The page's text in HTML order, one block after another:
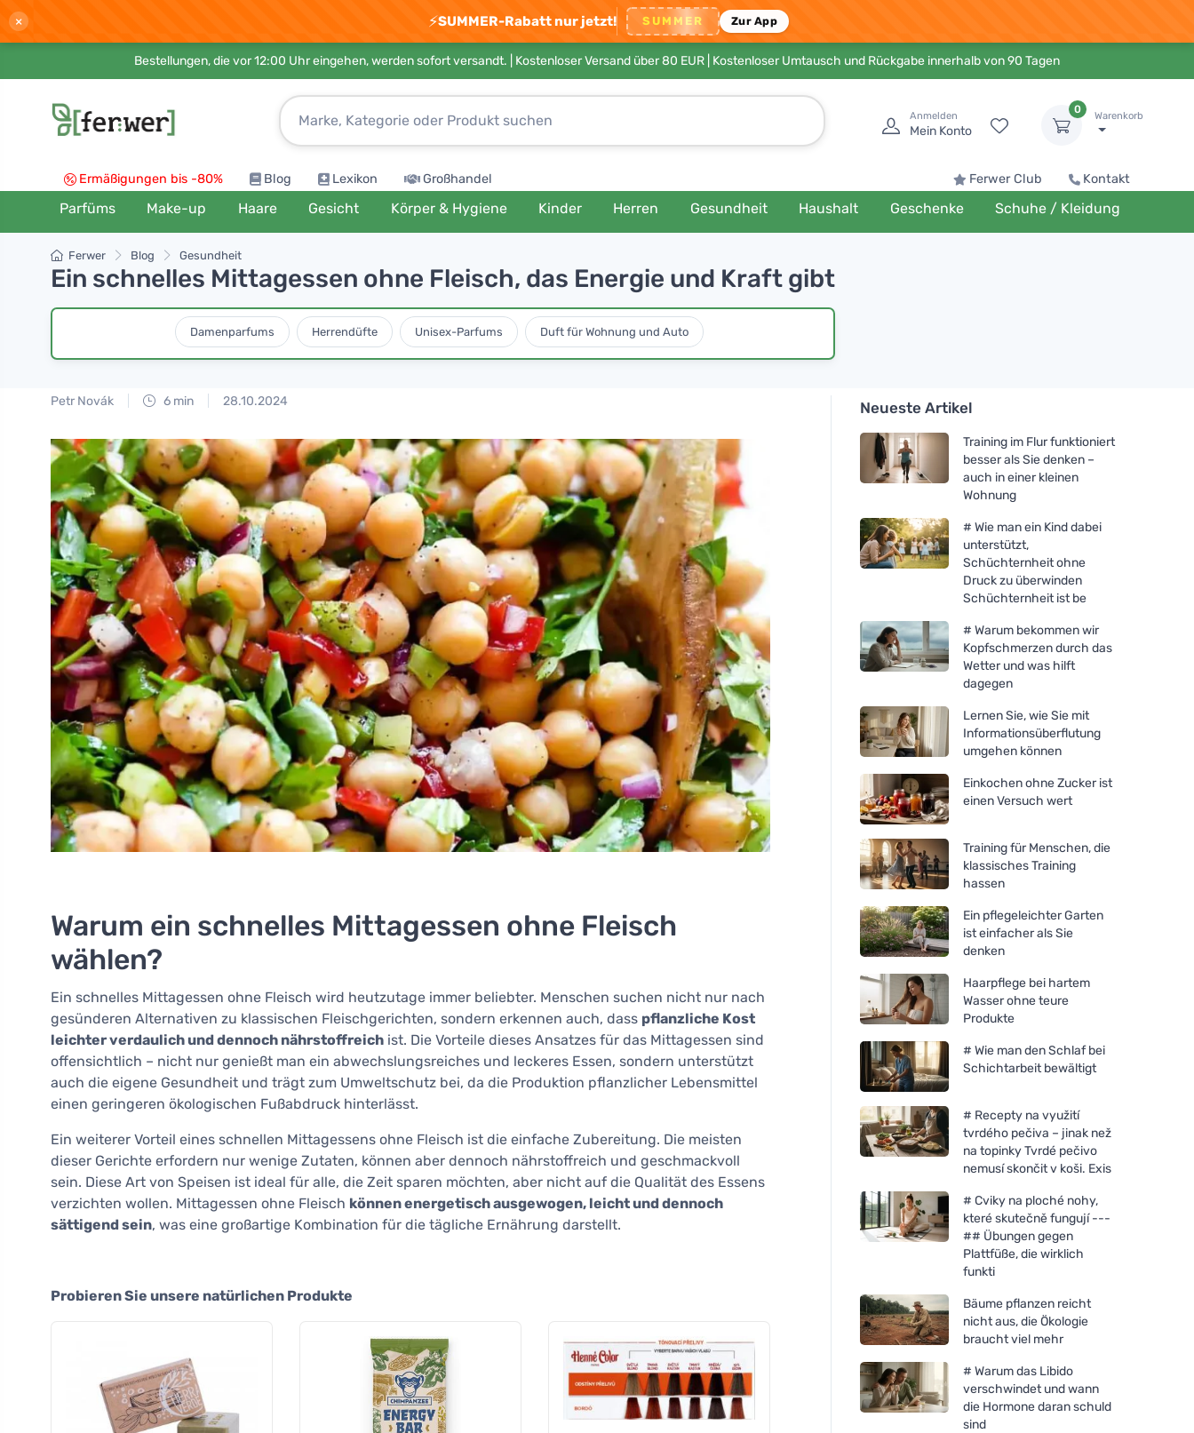
× ⚡SUMMER-Rabatt nur jetzt! SUMMER Zur App
Bestellungen, die vor 12:00 Uhr eingehen, werden sofort versandt. | Kostenloser Versand über 80 EUR | Kostenloser Umtausch und Rückgabe innerhalb von 90 Tagen
Anmelden
Mein Konto
0
Warenkorb
Ermäßigungen bis -80% Blog Lexikon Großhandel Ferwer Club Kontakt
Parfüms Make-up Haare Gesicht Körper & Hygiene Kinder Herren Gesundheit Haushalt Geschenke Schuhe / Kleidung
Ferwer Blog Gesundheit
Ein schnelles Mittagessen ohne Fleisch, das Energie und Kraft gibt
Damenparfums Herrendüfte Unisex-Parfums Duft für Wohnung und Auto
Petr Novák 6 min 28.10.2024
Warum ein schnelles Mittagessen ohne Fleisch
wählen?
Ein schnelles Mittagessen ohne Fleisch wird heutzutage immer beliebter. Menschen suchen nicht nur nach
gesünderen Alternativen zu klassischen Fleischgerichten, sondern erkennen auch, dass pflanzliche Kost
leichter verdaulich und dennoch nährstoffreich ist. Die Vorteile dieses Ansatzes für das Mittagessen sind
offensichtlich – nicht nur genießt man ein abwechslungsreiches und leckeres Essen, sondern unterstützt
auch die eigene Gesundheit und trägt zum Umweltschutz bei, da die Produktion pflanzlicher Lebensmittel
einen geringeren ökologischen Fußabdruck hinterlässt.
Ein weiterer Vorteil eines schnellen Mittagessens ohne Fleisch ist die einfache Zubereitung. Die meisten
dieser Gerichte erfordern nur wenige Zutaten, können aber dennoch nährstoffreich und geschmackvoll
sein. Diese Art von Speisen ist ideal für alle, die Zeit sparen möchten, aber nicht auf die Qualität des Essens
verzichten wollen. Mittagessen ohne Fleisch können energetisch ausgewogen, leicht und dennoch
sättigend sein, was eine großartige Kombination für die tägliche Ernährung darstellt.
Probieren Sie unsere natürlichen Produkte
Neueste Artikel
Training im Flur funktioniert
besser als Sie denken –
auch in einer kleinen
Wohnung
# Wie man ein Kind dabei
unterstützt,
Schüchternheit ohne
Druck zu überwinden
Schüchternheit ist be
# Warum bekommen wir
Kopfschmerzen durch das
Wetter und was hilft
dagegen
Lernen Sie, wie Sie mit
Informationsüberflutung
umgehen können
Einkochen ohne Zucker ist
einen Versuch wert
Training für Menschen, die
klassisches Training
hassen
Ein pflegeleichter Garten
ist einfacher als Sie
denken
Haarpflege bei hartem
Wasser ohne teure
Produkte
# Wie man den Schlaf bei
Schichtarbeit bewältigt
# Recepty na využití
tvrdého pečiva – jinak než
na topinky Tvrdé pečivo
nemusí skončit v koši. Exis
# Cviky na ploché nohy,
které skutečně fungují ---
## Übungen gegen
Plattfüße, die wirklich
funkti
Bäume pflanzen reicht
nicht aus, die Ökologie
braucht viel mehr
# Warum das Libido
verschwindet und wann
die Hormone daran schuld
sind